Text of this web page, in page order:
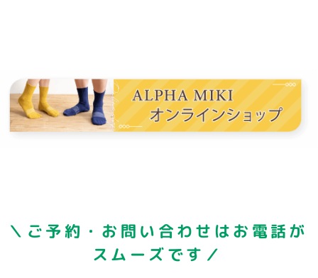
＼ご予約・お問い合わせはお電話が
スムーズです／